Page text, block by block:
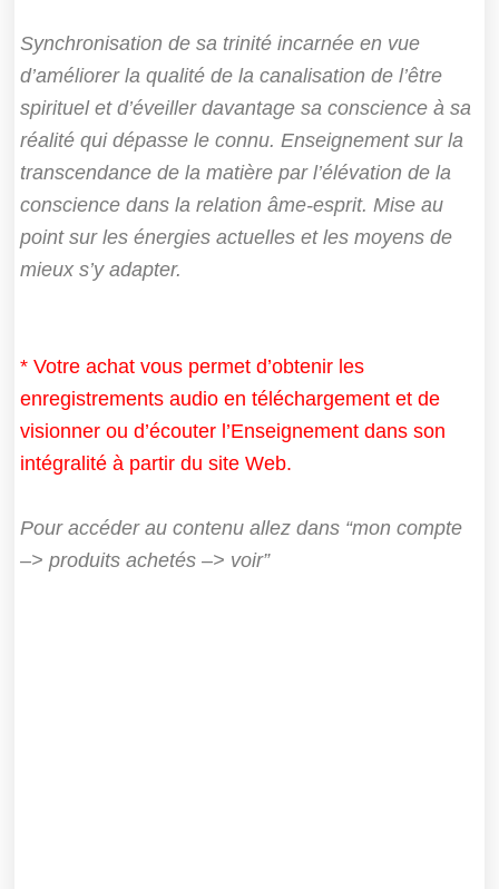
Synchronisation de sa trinité incarnée en vue
d’améliorer la qualité de la canalisation de l’être
spirituel et d’éveiller davantage sa conscience à sa
réalité qui dépasse le connu. Enseignement sur la
transcendance de la matière par l’élévation de la
conscience dans la relation âme-esprit. Mise au
point sur les énergies actuelles et les moyens de
mieux s’y adapter.
* Votre achat vous permet d’obtenir les
enregistrements audio en téléchargement et de
visionner ou d’écouter l’Enseignement dans son
intégralité à partir du site Web.
Pour accéder au contenu allez dans “mon compte
–> produits achetés –> voir”